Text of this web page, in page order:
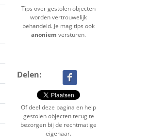
Tips over gestolen objecten
worden vertrouwelijk
behandeld. Je mag tips ook
anoniem versturen.
Delen:
Of deel deze pagina en help
gestolen objecten terug te
bezorgen bij de rechtmatige
eigenaar.